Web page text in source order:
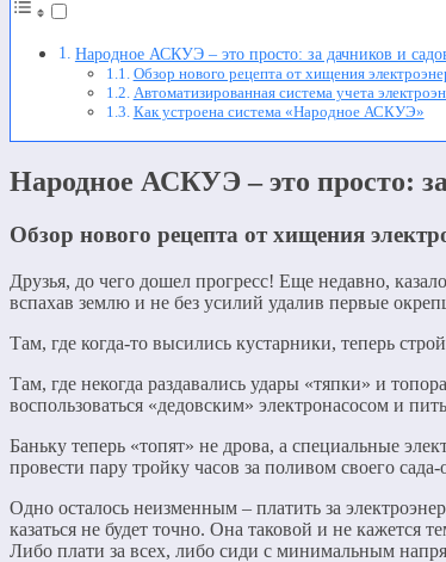
Народное АСКУЭ – это просто: за дачников и
Обзор нового рецепта от хищения
Автоматизированная система учета
Как устроена система «Народное АСКУЭ»
Народное АСКУЭ – это просто:
Обзор нового рецепта от хищения
Друзья, до чего дошел прогресс! Еще недавно,
вспахав землю и не без усилий удалив первые
Там, где когда-то высились кустарники, теперь
Там, где некогда раздавались удары «тяпки» и
воспользоваться «дедовским» электронасосом и
Баньку теперь «топят» не дрова, а специальные
провести пару тройку часов за поливом своего
Одно осталось неизменным – платить за
казаться не будет точно. Она таковой и не
Либо плати за всех, либо сиди с минимальным